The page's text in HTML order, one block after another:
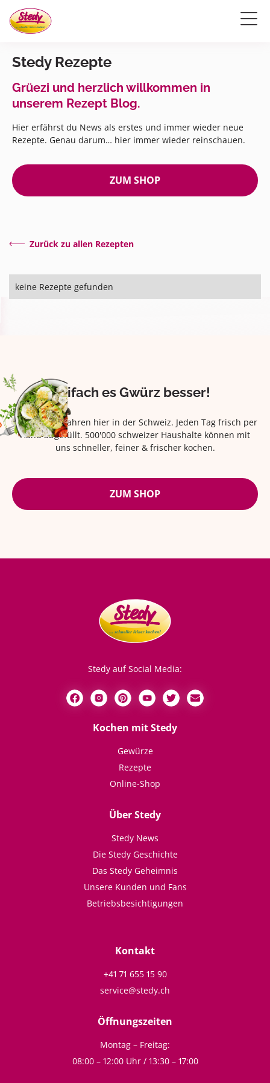
Stedy Rezepte
Grüezi und herzlich willkommen in
unserem Rezept Blog.
Hier erfährst du News als erstes und immer wieder neue
Rezepte. Genau darum… hier immer wieder reinschauen.
ZUM SHOP
Zurück zu allen Rezepten
keine Rezepte gefunden
Eifach es Gwürz besser!
Seit über 42 Jahren hier in der Schweiz. Jeden Tag frisch per
Hand abgefüllt. 500'000 schweizer Haushalte können mit
uns schneller, feiner & frischer kochen.
ZUM SHOP
Stedy auf Social Media:
Kochen mit Stedy
Gewürze
Rezepte
Online-Shop
Über Stedy
Stedy News
Die Stedy Geschichte
Das Stedy Geheimnis
Unsere Kunden und Fans
Betriebsbesichtigungen
Kontakt
+41 71 655 15 90
service@stedy.ch
Öffnungszeiten
Montag – Freitag:
08:00 – 12:00 Uhr / 13:30 – 17:00